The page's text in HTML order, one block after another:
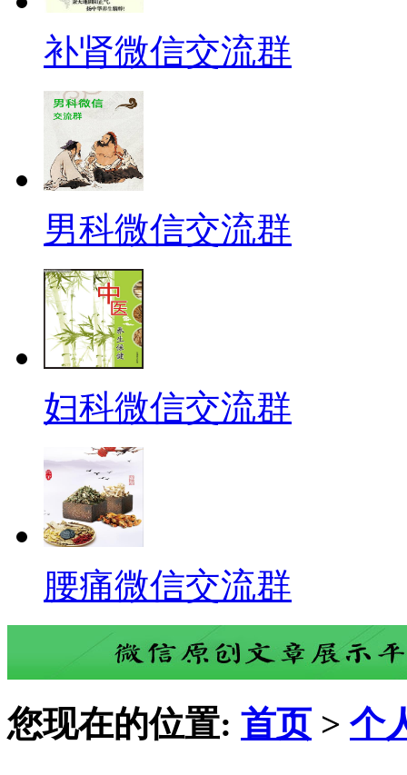
补肾微信交流群
男科微信交流群
妇科微信交流群
腰痛微信交流群
您现在的位置: 首页 > 个